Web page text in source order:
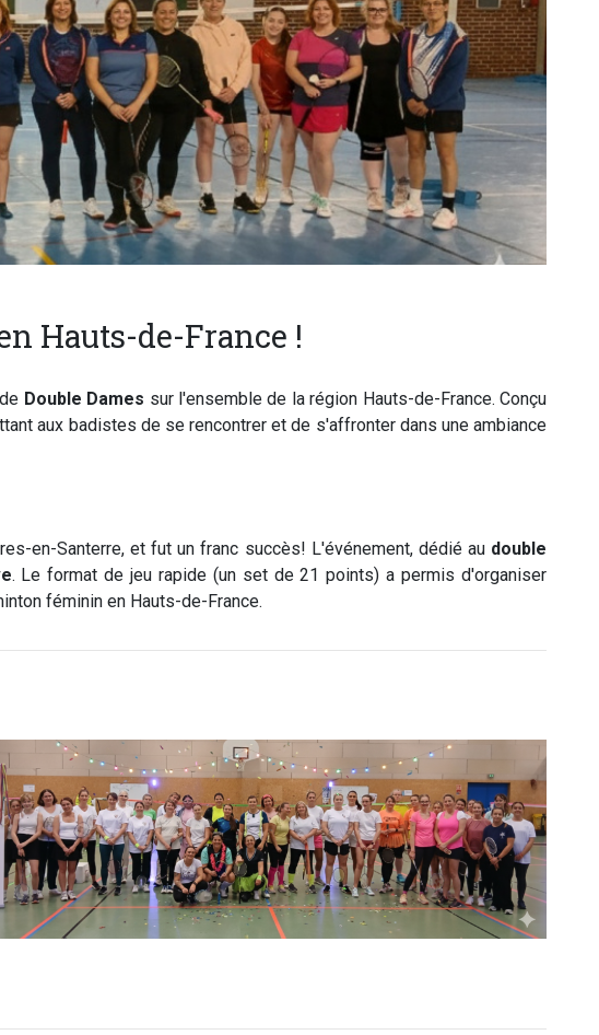
Hauts-de-France !
Double Dames sur l'ensemble de la région Hauts-de-France. Conçu
aux badistes de se rencontrer et de s'affronter dans une ambiance
en-Santerre, et fut un franc succès! L'événement, dédié au double
. Le format de jeu rapide (un set de 21 points) a permis d'organiser
féminin en Hauts-de-France.